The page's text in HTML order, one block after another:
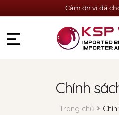
Cảm ơn vì đã
Chính
Trang chủ